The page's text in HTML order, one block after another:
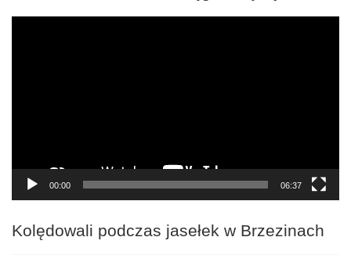
00:00 06:37
Kolędowali podczas jasełek w Brzezinach